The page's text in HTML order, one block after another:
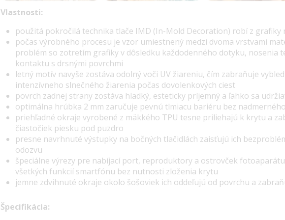
Vlastnosti:
použitá pokročilá technika tlače IMD (In-Mold Decoration) robí z
počas výrobného procesu je vzor umiestnený medzi dvoma vrstvami
problém so zotretím grafiky v dôsledku každodenného dotyku, nosenia
kontaktu s drsnými povrchmi
letný motív navyše zostáva odolný voči UV žiareniu, čím zabraňuje
intenzívneho slnečného žiarenia počas dovolenkových ciest
povrch zadnej strany zostáva hladký, esteticky príjemný a ľahko sa
optimálna hrúbka 2 mm zaručuje pevnú tlmiacu bariéru bez
priehľadné okraje vyrobené z mäkkého TPU tesne priliehajú k krytu a
čiastočiek piesku pod puzdro
presne navrhnuté výstupky na bočných tlačidlách zaisťujú ich
odozvu
špeciálne výrezy pre nabíjací port, reproduktory a ostrovček
všetkých funkcií smartfónu bez nutnosti zloženia krytu
jemne zdvihnuté okraje okolo šošoviek ich oddeľujú od povrchu a
Špecifikácia: